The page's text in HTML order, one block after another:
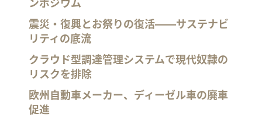
震災・復興とお祭りの復活――サステナビ
リティの底流
クラウド型調達管理システムで現代奴隷の
リスクを排除
欧州自動車メーカー、ディーゼル車の廃車
促進